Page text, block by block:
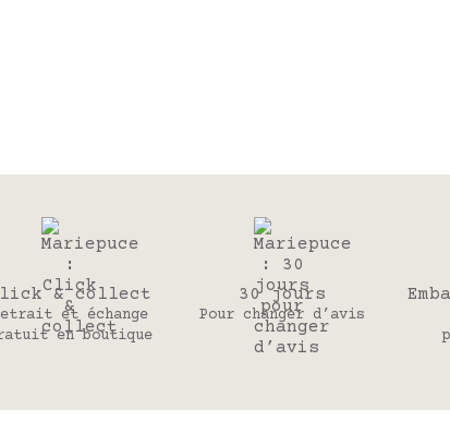
& collect
et échange
en boutique
30 jours
Pour changer d’avis